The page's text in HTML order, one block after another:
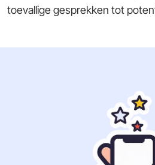
toevallige gesprekken tot